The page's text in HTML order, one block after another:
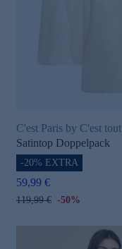
C'est Paris by C'est tout
Satintop Doppelpack
-20% EXTRA
59,99 €
119,99 € -50%